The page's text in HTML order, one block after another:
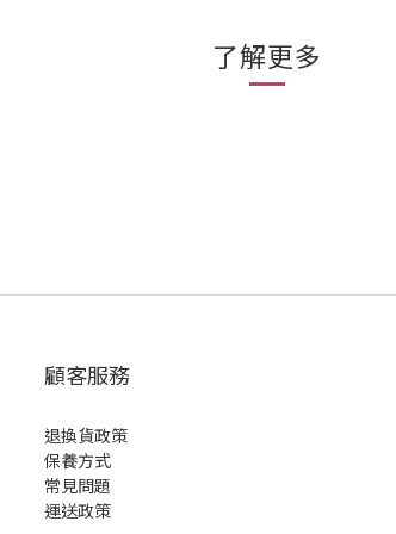
了解更多
顧客服務
退換貨政策
保養方式
常見問題
運送政策